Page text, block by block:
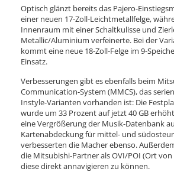
Optisch glänzt bereits das Pajero-
einer neuen 17-Zoll-Leichtmetallfelge,
Innenraum mit einer Schaltkulisse und
Metallic/Aluminium verfeinerte. Bei der
kommt eine neue 18-Zoll-Felge im 9-
Einsatz.
Verbesserungen gibt es ebenfalls beim
Communication-System (MMCS), das
Instyle-Varianten vorhanden ist: Die
wurde um 33 Prozent auf jetzt 40 GB
eine Vergrößerung der Musik-Datenbank
Kartenabdeckung für mittel- und
verbesserten die Macher ebenso.
die Mitsubishi-Partner als OVI/POI (Ort
diese direkt annavigieren zu können.